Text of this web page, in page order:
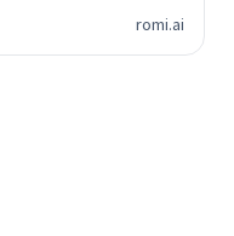
romi.ai